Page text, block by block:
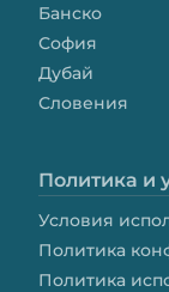
Банско
София
Дубай
Словения
Политика и
Условия
Политика
Политика